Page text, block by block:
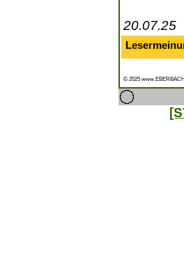
20.07.25
© 2025